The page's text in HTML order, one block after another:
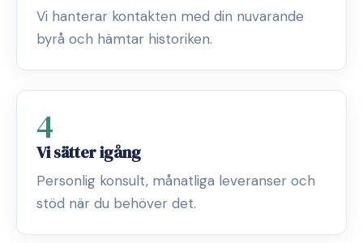
Vi hanterar kontakten med din nuvarande
byrå och hämtar historiken.
4
Vi sätter igång
Personlig konsult, månatliga leveranser och
stöd när du behöver det.